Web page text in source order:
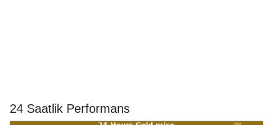
24 Saatlik Performans